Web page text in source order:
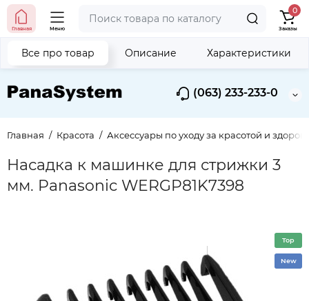
(063) 233-233-0
Главная Меню
0
Заказы
Главная Красота Аксессуары по уходу за красотой и
Насадка к машинке для стрижки 3
мм. Panasonic WERGP81K7398
Все про товар Описание Характеристики
Top
New